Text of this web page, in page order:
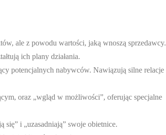
ale z powodu wartości, jaką wnoszą sprzedawcy.
ich plany działania.
potencjalnych nabywców. Nawiązują silne relacje
oraz „wgląd w możliwości”, oferując specjalne
i „uzasadniają” swoje obietnice.